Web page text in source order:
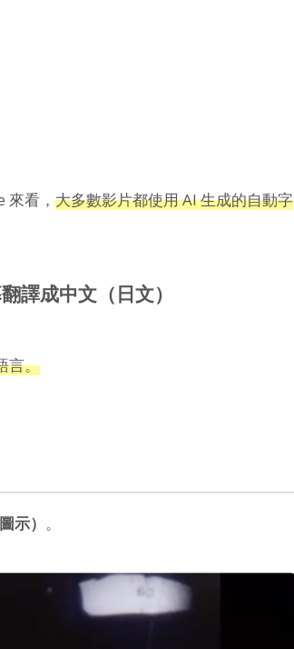
來看， 大多數影片都使用 AI 生成的自動字
譯成中文（日文）
言。
示） 。